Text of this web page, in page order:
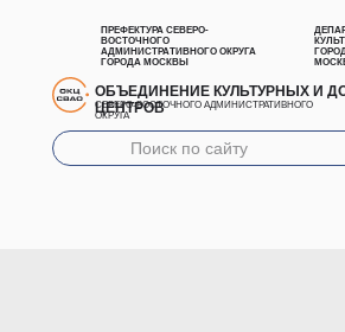
ПРЕФЕКТУРА СЕВЕРО-
ВОСТОЧНОГО
АДМИНИСТРАТИВНОГО ОКРУГА
ГОРОДА МОСКВЫ
ОБЪЕДИНЕНИЕ КУЛЬТУРНЫХ И
ЦЕНТРОВ
СЕВЕРО-ВОСТОЧНОГО АДМИНИСТРАТИВНОГО
ОКРУГА